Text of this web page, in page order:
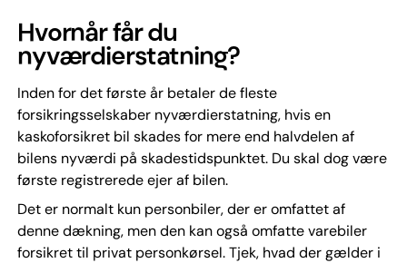
Hvornår får du
nyværdierstatning?
Inden for det første år betaler de fleste
forsikringsselskaber nyværdierstatning, hvis en
kaskoforsikret bil skades for mere end halvdelen af
bilens nyværdi på skadestidspunktet. Du skal dog være
første registrerede ejer af bilen.
Det er normalt kun personbiler, der er omfattet af
denne dækning, men den kan også omfatte varebiler
forsikret til privat personkørsel. Tjek, hvad der gælder i